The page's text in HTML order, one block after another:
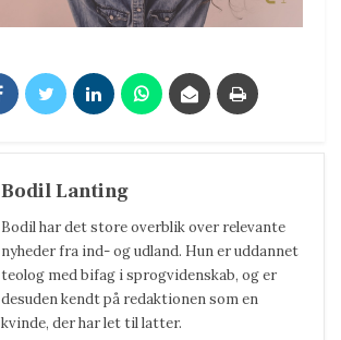
Bodil Lanting
Bodil har det store overblik over relevante
nyheder fra ind- og udland. Hun er uddannet
teolog med bifag i sprogvidenskab, og er
desuden kendt på redaktionen som en
kvinde, der har let til latter.